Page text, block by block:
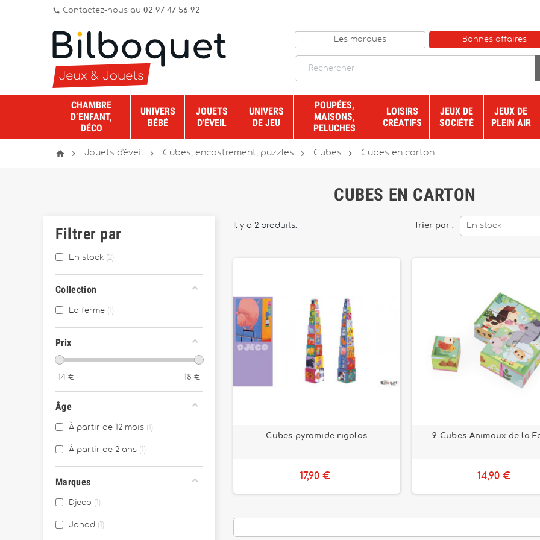
phone Contactez-nous au 02 97 47 56 92
Les marques Bonnes affaires
CHAMBRE
D’ENFANT,
DÉCO
UNIVERS
BÉBÉ
JOUETS
D'ÉVEIL
UNIVERS
DE JEU
POUPÉES,
MAISONS,
PELUCHES
LOISIRS
CRÉATIFS
JEUX DE
SOCIÉTÉ
JEUX DE
PLEIN AIR
  Jouets d'éveil  Cubes, encastrement, puzzles  Cubes  Cubes en carton
CUBES EN CARTON
Filtrer par
En stock 2
Collection
La ferme
Prix
14 € 18 €
Âge
À partir de 12 mois
À partir de 2 ans
Marques
Djeco
Janod
Il y a 2 produits. Trier par : En stock
Cubes pyramide rigolos
17,90 €
9 Cubes Animaux de la
14,90 €